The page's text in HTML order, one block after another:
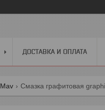
ДОСТАВКА И ОПЛАТА
Mav Смазка графитовая